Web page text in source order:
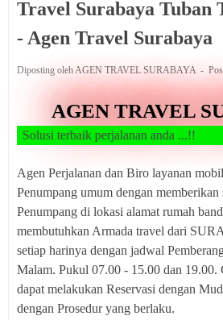
Travel Surabaya Tuban
- Agen Travel Surabaya
Diposting oleh AGEN TRAVEL SURABAYA
AGEN TRAVEL
perjalanan anda ...!!
Agen Perjalanan dan Biro layanan
Penumpang umum dengan memberikan
Penumpang di lokasi alamat rumah
membutuhkan Armada travel dari
setiap harinya dengan jadwal
Malam. Pukul 07.00 - 15.00 dan 19.00.
dapat melakukan Reservasi dengan
dengan Prosedur yang berlaku.